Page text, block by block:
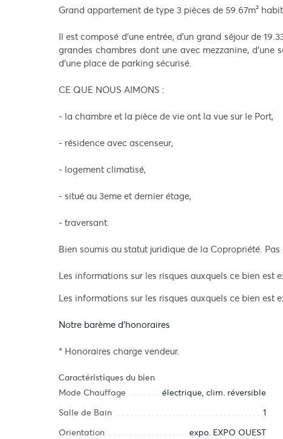
Grand appartement de type 3 pièces de 59.67m²
Il est composé d'une entrée, d'un grand séjour de
grandes chambres dont une avec mezzanine, d’une
d'une place de parking sécurisé.
CE QUE NOUS AIMONS :
- la chambre et la pièce de vie ont la vue sur le Port,
- résidence avec ascenseur,
- logement climatisé,
- situé au 3eme et dernier étage,
- traversant.
Bien soumis au statut juridique de la Copropriété. Pas
Les informations sur les risques auxquels ce bien est
Les informations sur les risques auxquels ce bien est
Notre barème d'honoraires
* Honoraires charge vendeur.
Caractéristiques du bien
Mode Chauffage
électrique, clim. réversible
Salle de Bain
1
Orientation
expo. EXPO OUEST